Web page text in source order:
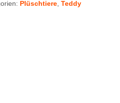
Plüschtiere Teddy